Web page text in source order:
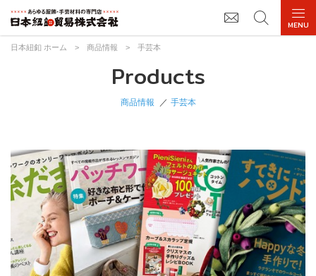
日本紐釦 ホーム > 商品情報 > 手芸本
Products
商品情報 手芸本